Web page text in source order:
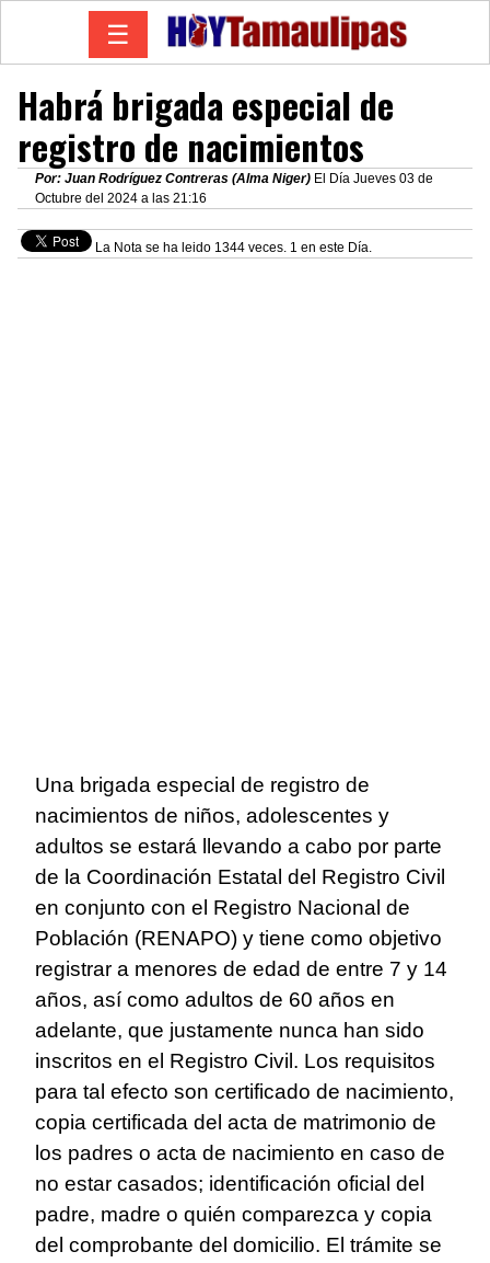
☰
Habrá brigada especial de
registro de nacimientos
Por: Juan Rodríguez Contreras (Alma Niger) El Día Jueves 03 de
Octubre del 2024 a las 21:16
La Nota se ha leido 1344 veces. 1 en este Día.
Una brigada especial de registro de
nacimientos de niños, adolescentes y
adultos se estará llevando a cabo por parte
de la Coordinación Estatal del Registro Civil
en conjunto con el Registro Nacional de
Población (RENAPO) y tiene como objetivo
registrar a menores de edad de entre 7 y 14
años, así como adultos de 60 años en
adelante, que justamente nunca han sido
inscritos en el Registro Civil. Los requisitos
para tal efecto son certificado de nacimiento,
copia certificada del acta de matrimonio de
los padres o acta de nacimiento en caso de
no estar casados; identificación oficial del
padre, madre o quién comparezca y copia
del comprobante del domicilio. El trámite se